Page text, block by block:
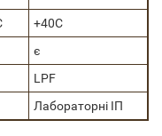
+40C
є
LPF
Лабораторні ІП